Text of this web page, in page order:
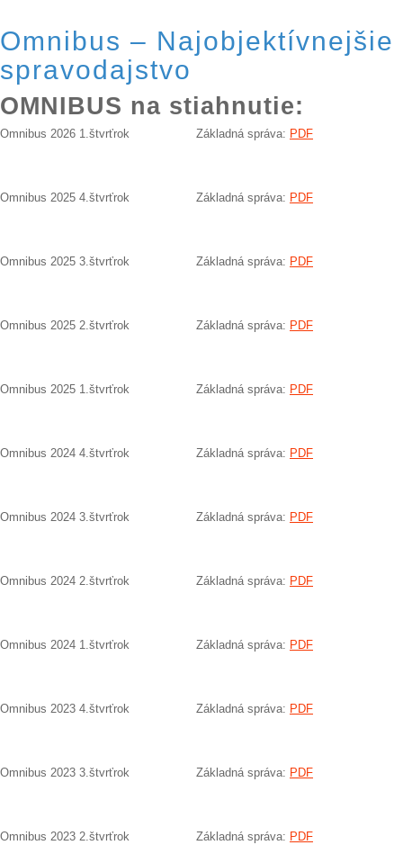
Omnibus –
spravodajstvo
OMNIBUS na stiahnutie:
Omnibus 2026 1.štvrťrok Základná správa: PDF
Omnibus 2025 4.štvrťrok Základná správa: PDF
Omnibus 2025 3.štvrťrok Základná správa: PDF
Omnibus 2025 2.štvrťrok Základná správa: PDF
Omnibus 2025 1.štvrťrok Základná správa: PDF
Omnibus 2024 4.štvrťrok Základná správa: PDF
Omnibus 2024 3.štvrťrok Základná správa: PDF
Omnibus 2024 2.štvrťrok Základná správa: PDF
Omnibus 2024 1.štvrťrok Základná správa: PDF
Omnibus 2023 4.štvrťrok Základná správa: PDF
Omnibus 2023 3.štvrťrok Základná správa: PDF
Omnibus 2023 2.štvrťrok Základná správa: PDF